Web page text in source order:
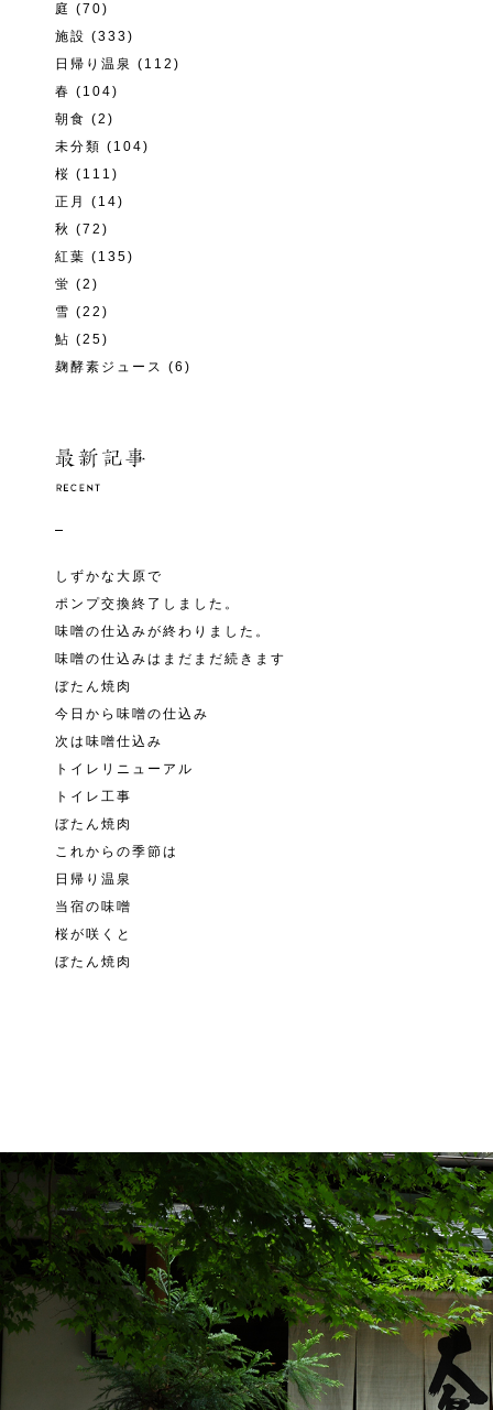
庭 (70)
施設 (333)
日帰り温泉 (112)
春 (104)
朝食 (2)
未分類 (104)
桜 (111)
正月
(14)
秋 (72)
紅葉 (135)
蛍 (2)
雪 (22)
鮎 (25)
麹酵素ジュース (6)
しずかな大原で
ポンプ交換終了しました。
味噌の仕込みが終わりました。
味噌の仕込みはまだまだ続きます
ぼたん焼肉
今日から味噌の仕込み
次は味噌仕込み
トイレリニューアル
トイレ工事
ぼたん焼肉
これからの季節は
日帰り温泉
当宿の味噌
桜が咲くと
ぼたん焼肉